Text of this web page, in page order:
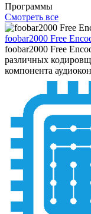
Программы
Смотреть все
foobar2000 Free
foobar2000 Free
различных
компонента